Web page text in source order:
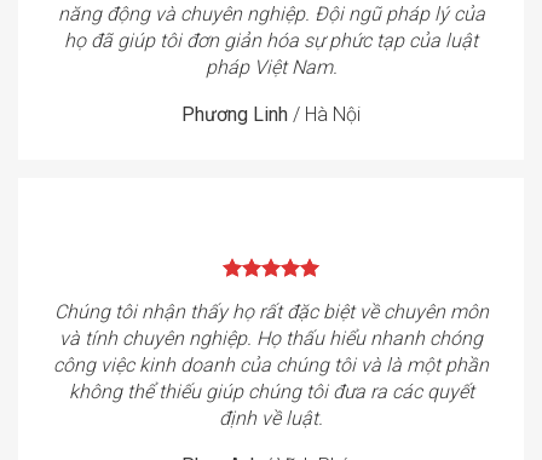
năng động và chuyên nghiệp. Đội ngũ pháp lý của
họ đã giúp tôi đơn giản hóa sự phức tạp của luật
pháp Việt Nam.
Phương Linh / Hà Nội
Chúng tôi nhận thấy họ rất đặc biệt về chuyên môn
và tính chuyên nghiệp. Họ thấu hiểu nhanh chóng
công việc kinh doanh của chúng tôi và là một phần
không thể thiếu giúp chúng tôi đưa ra các quyết
định về luật.